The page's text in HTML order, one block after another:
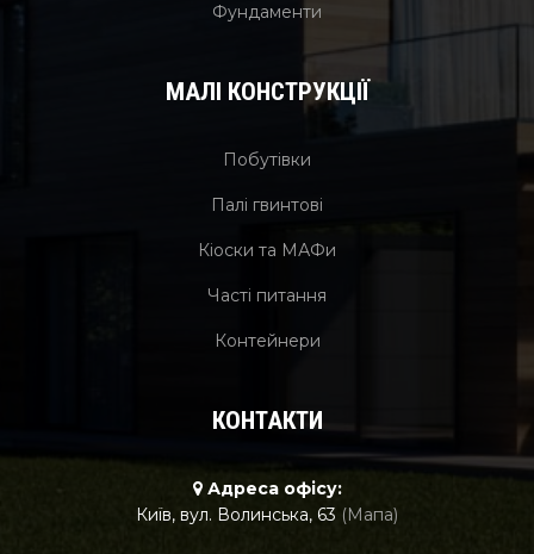
Фундаменти
МАЛІ КОНСТРУКЦІЇ
Побутівки
Палі гвинтові
Кіоски та МАФи
Часті питання
Контейнери
КОНТАКТИ
Адреса офісу:
Київ, вул. Волинська, 63 (Мапа)